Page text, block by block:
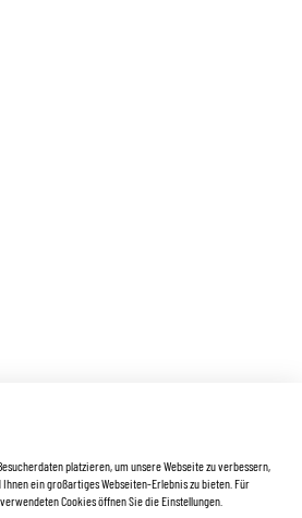
platzieren, um unsere Webseite zu verbessern,
ein großartiges Webseiten-Erlebnis zu bieten. Für
Cookies öffnen Sie die Einstellungen.